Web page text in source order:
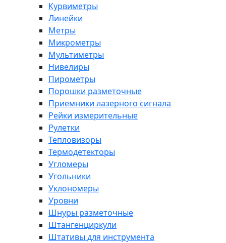
Курвиметры
Линейки
Метры
Микрометры
Мультиметры
Нивелиры
Пирометры
Порошки разметочные
Приемники лазерного сигнала
Рейки измерительные
Рулетки
Тепловизоры
Термодетекторы
Угломеры
Угольники
Уклономеры
Уровни
Шнуры разметочные
Штангенциркули
Штативы для инструмента